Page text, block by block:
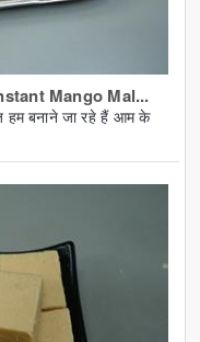
Mango Mal...
बनाने जा रहे हैं आम के